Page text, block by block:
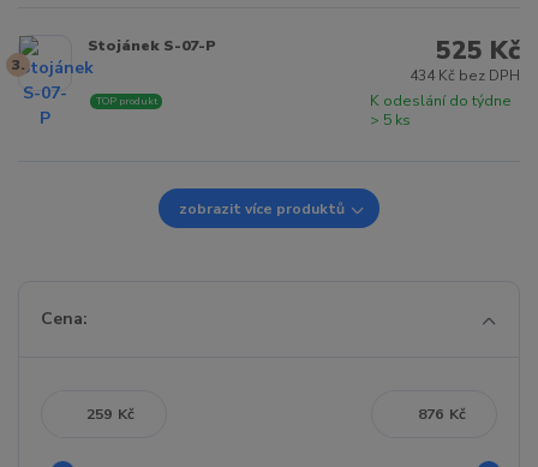
3.
Stojánek S-07-P
K odeslání do týdne
> 5 ks
TOP produkt
525 Kč
434 Kč bez DPH
zobrazit více produktů
Cena:
Kč Kč